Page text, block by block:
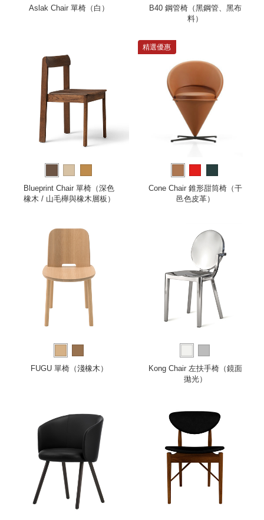
Aslak Chair 單椅（白）
B40 鋼管椅（黑鋼管、黑布
料）
Blueprint Chair 單椅（深色
橡木 / 山毛櫸與橡木層板）
精選優惠
Cone Chair 錐形甜筒椅（干
邑色皮革）
FUGU 單椅（淺橡木）
Kong Chair 左扶手椅（鏡面
拋光）